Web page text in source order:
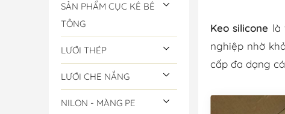
SẢN PHẨM CỤC KÊ BÊ
TÔNG
LƯỚI THÉP
LƯỚI CHE NẮNG
NILON - MÀNG PE
Keo silicone là
nghiệp nhờ
cấp đa dạng